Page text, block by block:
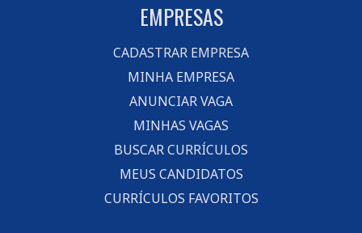
EMPRESAS
CADASTRAR EMPRESA
MINHA EMPRESA
ANUNCIAR VAGA
MINHAS VAGAS
BUSCAR CURRÍCULOS
MEUS CANDIDATOS
CURRÍCULOS FAVORITOS